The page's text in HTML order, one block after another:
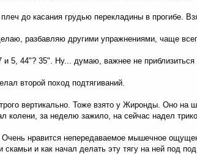
до касания грудью перекладины в прогибе.
разбавляю другими упражнениями, чаще
5, 44"? 35". Ну... думаю, важнее не
второй поход подтягиваний.
вертикально. Тоже взято у Жиронды. Оно на
колени, за неделю зажило, на сейчас надел
нравится непередаваемое мышечное
скамьи и как начал делать эту тягу на ней под